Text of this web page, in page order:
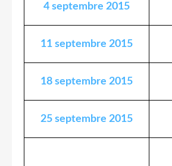
4 septembre 2015
11 septembre 2015
18 septembre 2015
25 septembre 2015